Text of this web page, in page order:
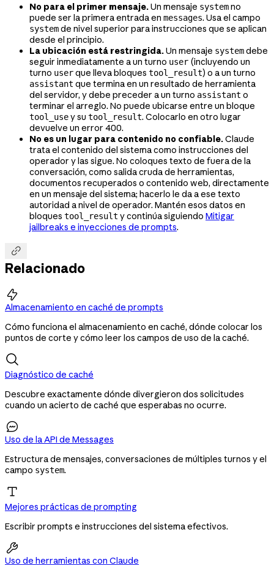
No para el primer mensaje.Un mensaje systemno
puede ser la primera entrada en messages. Usa el campo
systemde nivel superior para instrucciones que se aplican
desde el principio.
La ubicación está restringida.Un mensaje systemdebe
seguir inmediatamente a un turno user (incluyendo un
turno userque lleva bloques tool_result) o a un turno
assistant que termina en un resultado de herramienta
del servidor, y debe preceder a un turno assistant o
terminar el arreglo. No puede ubicarse entre un bloque
tool_usey su tool_result. Colocarlo en otro lugar
devuelve un error 400.
No es un lugar para contenido no confiable.Claude
trata el contenido del sistema como instrucciones del
operador y las sigue. No coloques texto de fuera de la
conversación, como salida cruda de herramientas,
documentos recuperados o contenido web, directamente
en un mensaje del sistema; hacerlo le da a ese texto
autoridad a nivel de operador. Mantén esos datos en
bloques tool_result y continúa siguiendo Mitigar
jailbreaks e inyecciones de prompts.

Relacionado

Almacenamiento en caché de prompts
Cómo funciona el almacenamiento en caché, dónde colocar los
puntos de corte y cómo leer los campos de uso de la caché.
Diagnóstico de caché
Descubre exactamente dónde divergieron dos solicitudes
cuando un acierto de caché que esperabas no ocurre.

Uso de la API de Messages
Estructura de mensajes, conversaciones de múltiples turnos y el
campo system.
Mejores prácticas de prompting
Escribir prompts e instrucciones del sistema efectivos.

Uso de herramientas con Claude